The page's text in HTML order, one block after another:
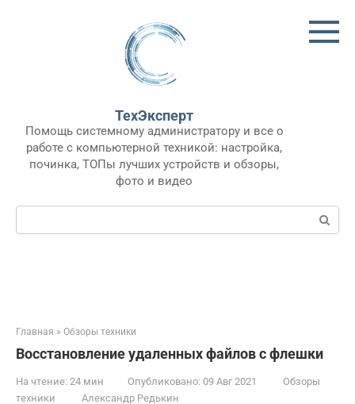
ТехЭксперт
Помощь системному администратору и все о
работе с компьютерной техникой: настройка,
починка, ТОПы лучших устройств и обзоры,
фото и видео
Поиск:
Главная » Обзоры техники
Восстановление удаленных файлов с флешки
На чтение: 24 мин Опубликовано: 09 Авг 2021
Обзоры
техники
Александр Редькин